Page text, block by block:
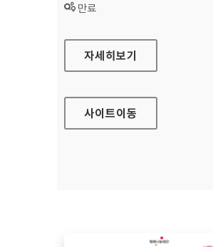
상태 :
만료
성북학습포털 대표 홈페이지
자세히보기
사이트이동